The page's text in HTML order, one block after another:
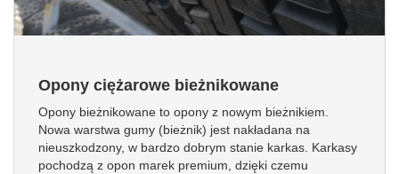
Opony ciężarowe bieżnikowane
Opony bieżnikowane to opony z nowym bieżnikiem.
Nowa warstwa gumy (bieżnik) jest nakładana na
nieuszkodzony, w bardzo dobrym stanie karkas. Karkasy
pochodzą z opon marek premium, dzięki czemu